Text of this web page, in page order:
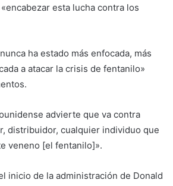
esta lucha contra los
ha estado más enfocada, más
a atacar la crisis de fentanilo»
advierte que va contra
distribuidor, cualquier individuo que
veneno [el fentanilo]».
inicio de la administración de Donald